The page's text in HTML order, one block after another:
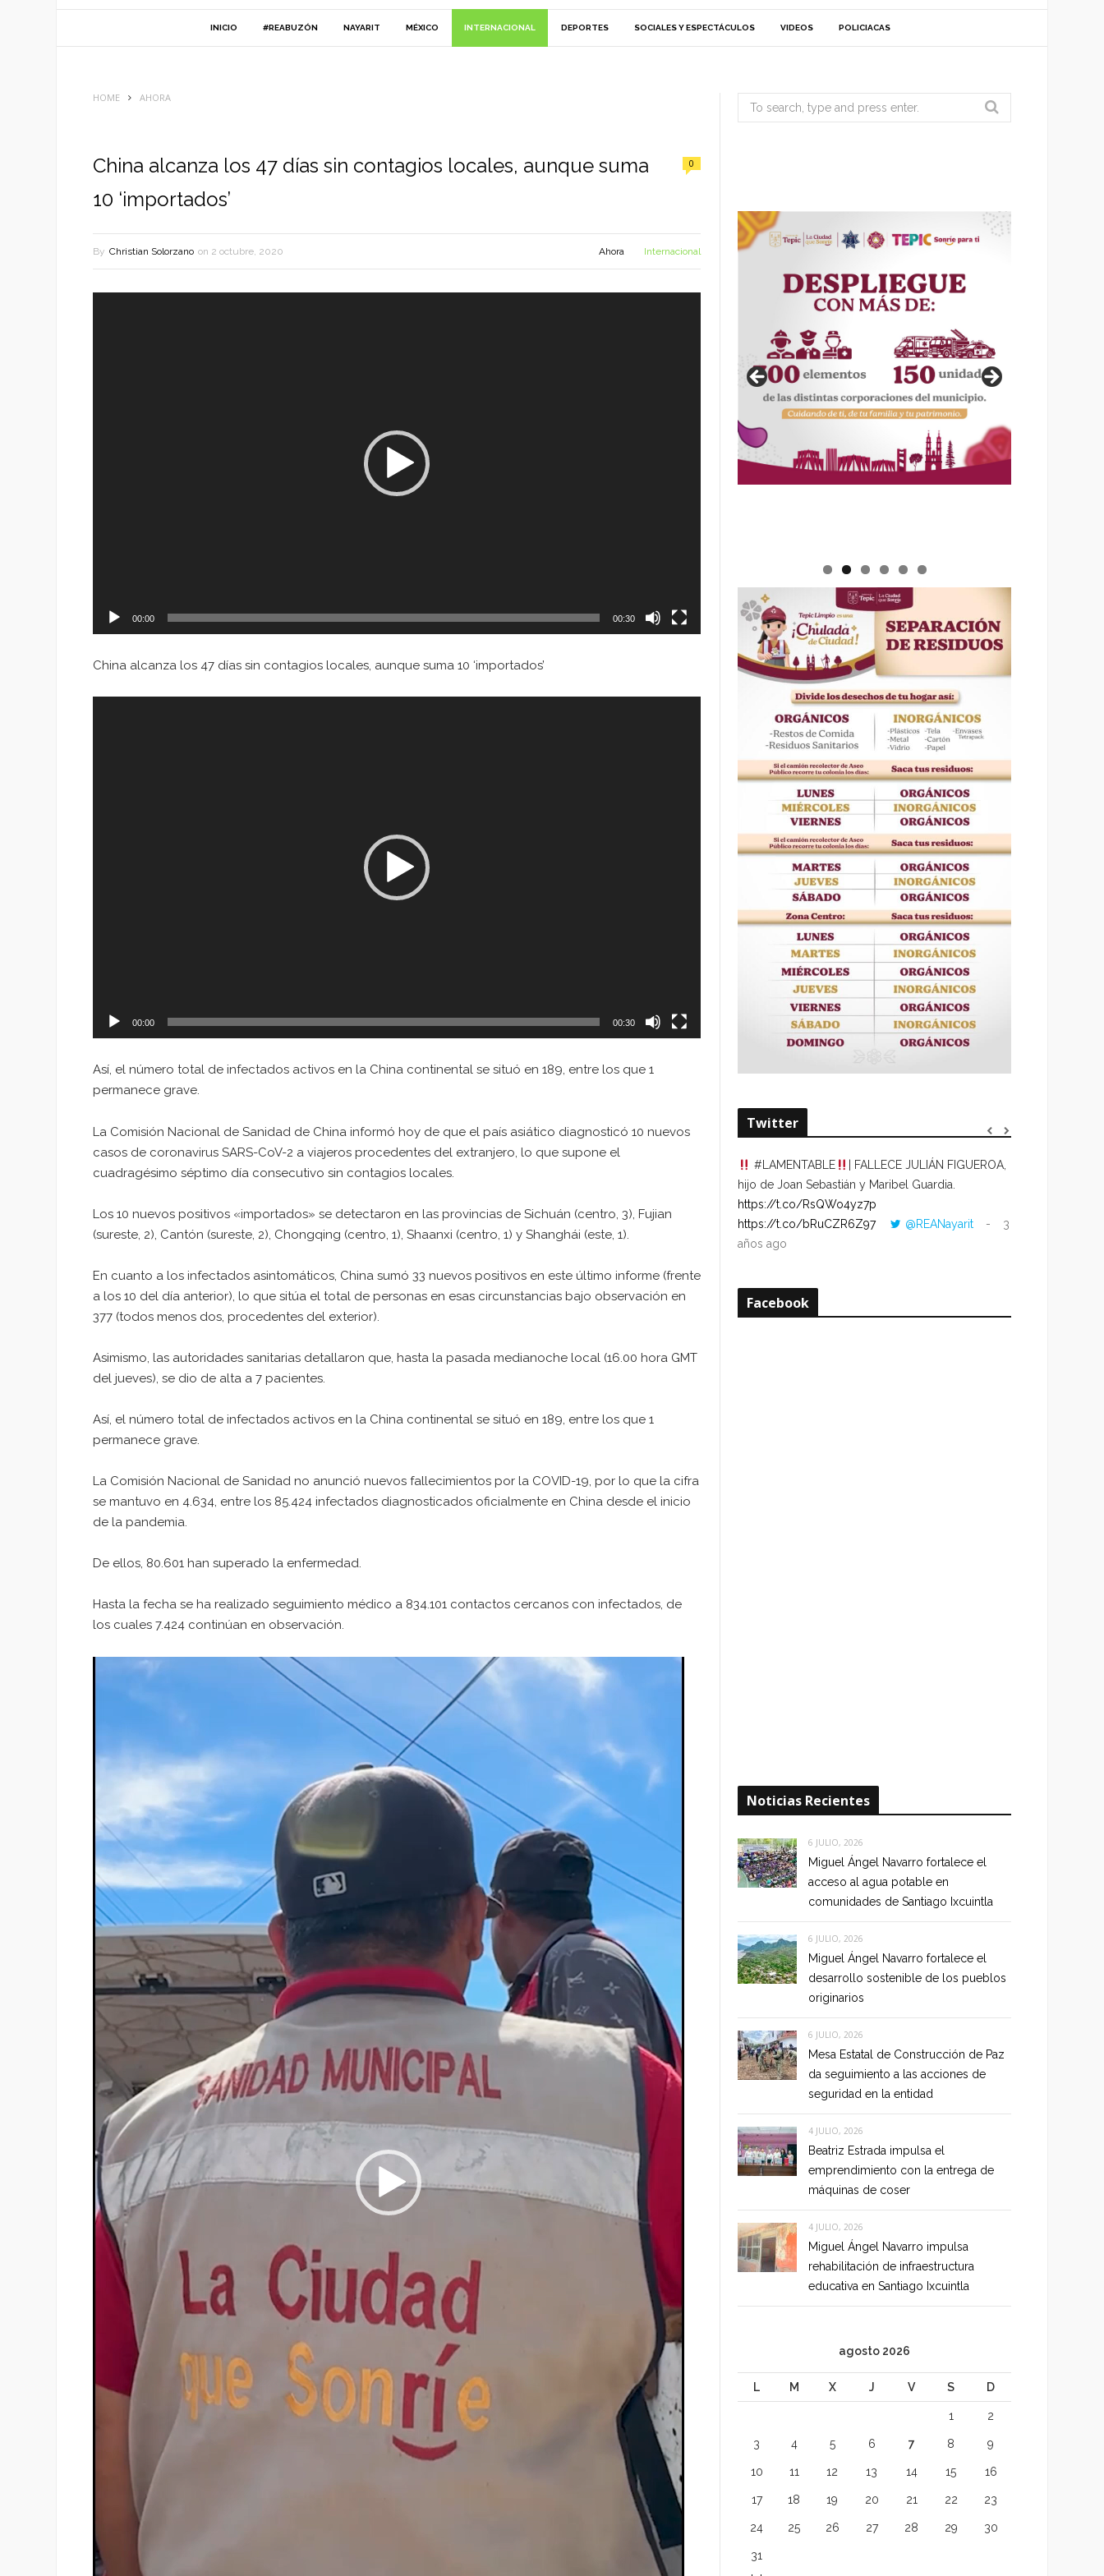
INICIO #REABUZÓN NAYARIT MÉXICO INTERNACIONAL DEPORTES SOCIALES Y ESPECTÁCULOS VIDEOS POLICIACAS
HOME AHORA
China alcanza los 47 días sin contagios locales, aunque suma
10 ‘importados’
0
By Christian Solorzano on 2 octubre, 2020 Ahora Internacional
00:00 00:30
China alcanza los 47 días sin contagios locales, aunque suma 10 ‘importados’
00:00 00:30
Así, el número total de infectados activos en la China continental se situó en 189, entre los que 1
permanece grave.
La Comisión Nacional de Sanidad de China informó hoy de que el país asiático diagnosticó 10 nuevos
casos de coronavirus SARS-CoV-2 a viajeros procedentes del extranjero, lo que supone el
cuadragésimo séptimo día consecutivo sin contagios locales.
Los 10 nuevos positivos «importados» se detectaron en las provincias de Sichuán (centro, 3), Fujian
(sureste, 2), Cantón (sureste, 2), Chongqing (centro, 1), Shaanxi (centro, 1) y Shanghái (este, 1).
En cuanto a los infectados asintomáticos, China sumó 33 nuevos positivos en este último informe (frente
a los 10 del día anterior), lo que sitúa el total de personas en esas circunstancias bajo observación en
377 (todos menos dos, procedentes del exterior).
Asimismo, las autoridades sanitarias detallaron que, hasta la pasada medianoche local (16.00 hora GMT
del jueves), se dio de alta a 7 pacientes.
Así, el número total de infectados activos en la China continental se situó en 189, entre los que 1
permanece grave.
La Comisión Nacional de Sanidad no anunció nuevos fallecimientos por la COVID-19, por lo que la cifra
se mantuvo en 4.634, entre los 85.424 infectados diagnosticados oficialmente en China desde el inicio
de la pandemia.
De ellos, 80.601 han superado la enfermedad.
Hasta la fecha se ha realizado seguimiento médico a 834.101 contactos cercanos con infectados, de
los cuales 7.424 continúan en observación.
Reproductor
Search
for:
Twitter
#LAMENTABLE
| FALLECE JULIÁN FIGUEROA,
hijo de Joan Sebastián y Maribel Guardia.
https://t.co/RsQWo4yz7p
https://t.co/bRuCZR6Z97
@REANayarit
3
años ago
Facebook
Noticias Recientes
6 JULIO, 2026
Miguel Ángel Navarro fortalece el
acceso al agua potable en
comunidades de Santiago Ixcuintla
6 JULIO, 2026
Miguel Ángel Navarro fortalece el
desarrollo sostenible de los pueblos
originarios
6 JULIO, 2026
Mesa Estatal de Construcción de Paz
da seguimiento a las acciones de
seguridad en la entidad
4 JULIO, 2026
Beatriz Estrada impulsa el
emprendimiento con la entrega de
máquinas de coser
4 JULIO, 2026
Miguel Ángel Navarro impulsa
rehabilitación de infraestructura
educativa en Santiago Ixcuintla
agosto 2026
L M X J V S D
1 2
3 4 5 6 7 8 9
10 11 12 13 14 15 16
17 18 19 20 21 22 23
24 25 26 27 28 29 30
31